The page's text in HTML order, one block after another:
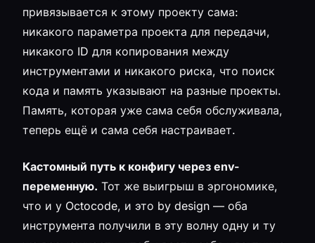
привязывается к этому проекту сама:
никакого параметра проекта для передачи,
никакого ID для копирования между
инструментами и никакого риска, что поиск
кода и память указывают на разные проекты.
Память, которая уже сама себя обслуживала,
теперь ещё и сама себя настраивает.
Кастомный путь к конфигу через env-
переменную. Тот же выигрыш в эргономике,
что и у Octocode, и это by design — оба
инструмента получили в эту волну одну и ту